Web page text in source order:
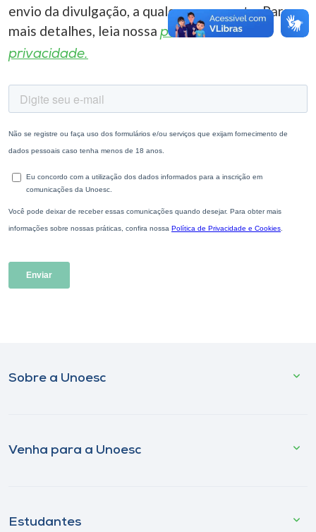
envio da divulgação, a qualquer momento. Para
mais detalhes, leia nossa política de
privacidade.
Sobre a Unoesc
Venha para a Unoesc
Estudantes